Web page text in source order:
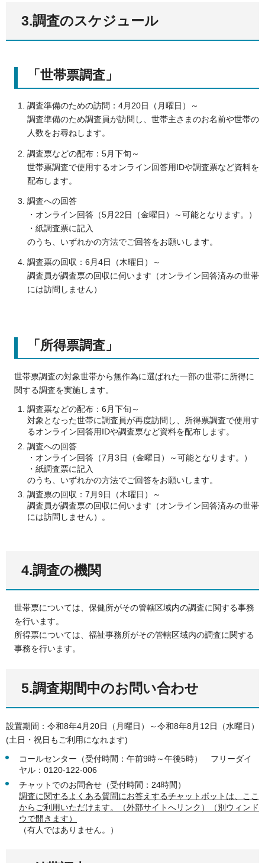
3.調査のスケジュール
「世帯票調査」
調査準備のための訪問：4月20日（月曜日）～
調査準備のため調査員が訪問し、世帯主さまのお名前や世帯の
人数をお尋ねします。
調査票などの配布：5月下旬～
世帯票調査で使用するオンライン回答用IDや調査票など資料を
配布します。
調査への回答
・オンライン回答（5月22日（金曜日）～可能となります。）
・紙調査票に記入
のうち、いずれかの方法でご回答をお願いします。
調査票の回収：6月4日（木曜日）～
調査員が調査票の回収に伺います（オンライン回答済みの世帯
には訪問しません）
「所得票調査」
世帯票調査の対象世帯から無作為に選ばれた一部の世帯に所得に
関する調査を実施します。
調査票などの配布：6月下旬～
対象となった世帯に調査員が再度訪問し、所得票調査で使用す
るオンライン回答用IDや調査票など資料を配布します。
調査への回答
・オンライン回答（7月3日（金曜日）～可能となります。）
・紙調査票に記入
のうち、いずれかの方法でご回答をお願いします。
調査票の回収：7月9日（木曜日）～
調査員が調査票の回収に伺います（オンライン回答済みの世帯
には訪問しません）。
4.調査の機関
世帯票については、保健所がその管轄区域内の調査に関する事務
を行います。
所得票については、福祉事務所がその管轄区域内の調査に関する
事務を行います。
5.調査期間中のお問い合わせ
設置期間：令和8年4月20日（月曜日）～令和8年8月12日（水曜日）
(土日・祝日もご利用になれます)
コールセンター（受付時間：午前9時～午後5時） フリーダイ
ヤル：0120-122-006
チャットでのお問合せ（受付時間：24時間）
調査に関するよくある質問にお答えするチャットボットは、ここ
からご利用いただけます。（外部サイトへリンク）（別ウィンド
ウで開きます）
（有人ではありません。）